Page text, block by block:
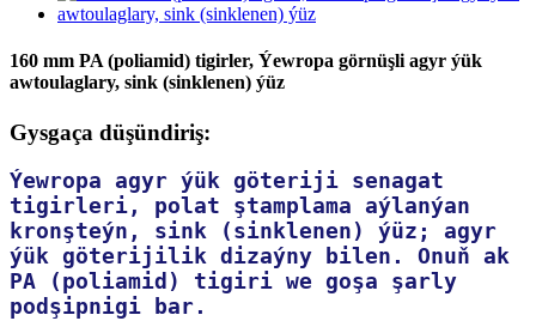
160 mm PA (poliamid) tigirler, Ýewropa görnüşli agyr ýük
awtoulaglary, sink (sinklenen) ýüz
Gysgaça düşündiriş:
Ýewropa agyr ýük göteriji senagat
tigirleri, polat ştamplama aýlanýan
kronşteýn, sink (sinklenen) ýüz; agyr
ýük göterijilik dizaýny bilen. Onuň ak
PA (poliamid) tigiri we goşa şarly
podşipnigi bar.